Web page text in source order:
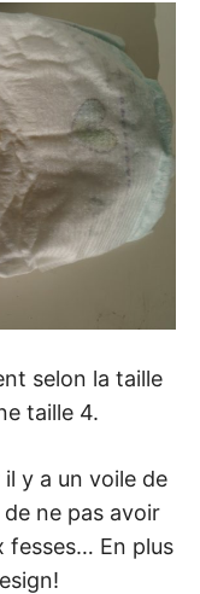
selon la taille
taille 4.
il y a un voile de
ne pas avoir
fesses… En plus